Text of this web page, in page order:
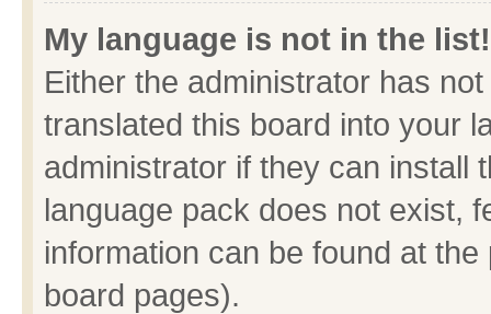
My language is not in the list!
Either the administrator has
translated this board into your
administrator if they can install
language pack does not exist,
information can be found at
board pages).